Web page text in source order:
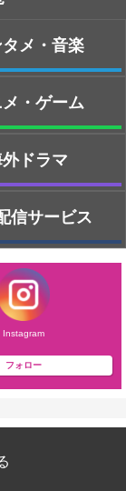
メ・音楽
・ゲーム
ドラマ
信サービス
Instagram
フォロー